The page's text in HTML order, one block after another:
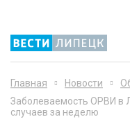
Главная Новости
Заболеваемость ОРВИ в
случаев за неделю